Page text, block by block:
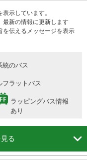
示しています。
最新の情報に更新します
を伝えるメッセージを表示
統のバス
フラットバス
ラッピングバス情報
あり
る 